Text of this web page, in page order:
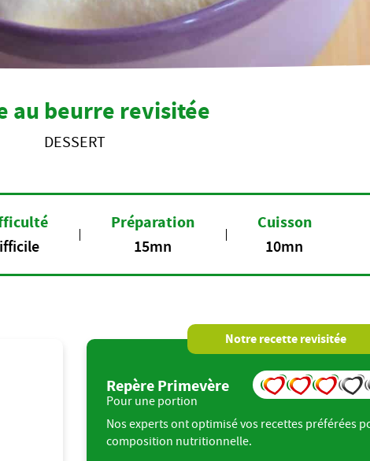
au beurre revisitée
DESSERT
Préparation
15mn
Cuisson
10mn
Notre recette revisitée
Repère Primevère
Pour une portion
Nos experts ont optimisé vos recettes préférées
composition nutritionnelle.